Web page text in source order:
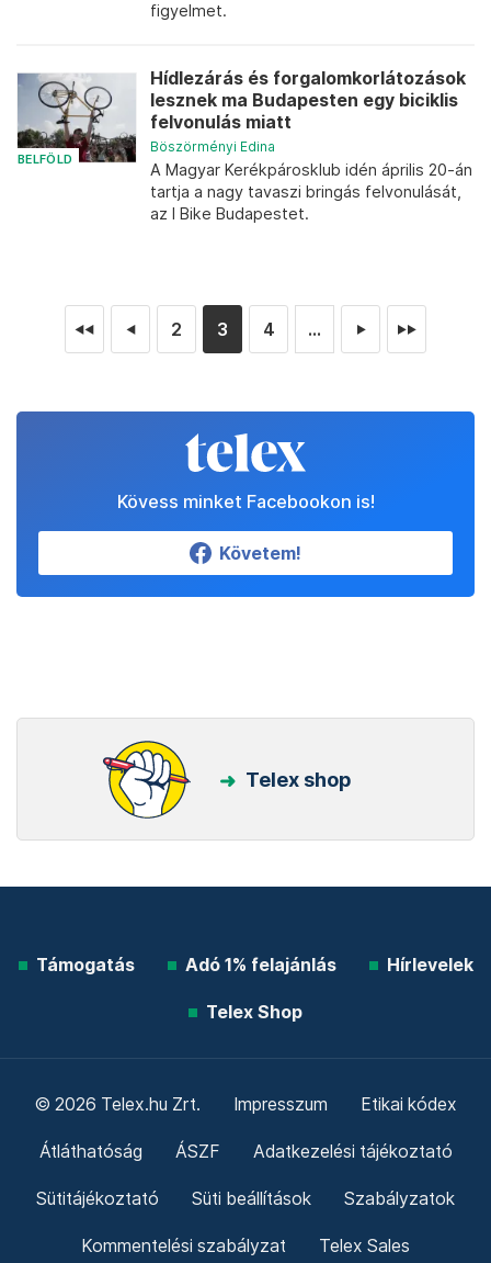
figyelmet.
BELFÖLD
Hídlezárás és forgalomkorlátozások
lesznek ma Budapesten egy biciklis
felvonulás miatt
Böszörményi Edina
A Magyar Kerékpárosklub idén április 20-án
tartja a nagy tavaszi bringás felvonulását,
az I Bike Budapestet.
◄◄ ◄ 2 3 4 ... ► ►►
Kövess minket Facebookon is!
Követem!
Telex shop
Támogatás Adó 1% felajánlás Hírlevelek
Telex Shop
© 2026 Telex.hu Zrt. Impresszum Etikai kódex
Átláthatóság ÁSZF Adatkezelési tájékoztató
Sütitájékoztató Süti beállítások Szabályzatok
Kommentelési szabályzat Telex Sales